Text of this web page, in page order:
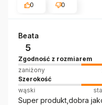
0
0
Beata
5
Zgodność z rozmiarem
zaniżony
Szerokość
wąski
Super produkt,dobra